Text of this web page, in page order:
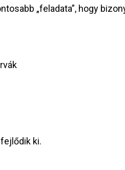
„feladata”, hogy
ki.